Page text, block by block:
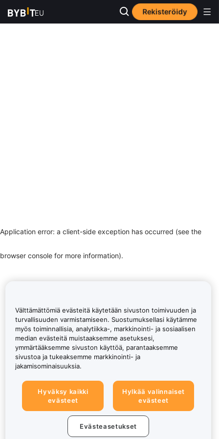
Rekisteröidy
Application error: a client-side exception has occurred (see the
browser console for more information).
Välttämättömiä evästeitä käytetään sivuston toimivuuden ja
turvallisuuden varmistamiseen. Suostumuksellasi käytämme
myös toiminnallisia, analytiikka-, markkinointi- ja sosiaalisen
median evästeitä muistaaksemme asetuksesi,
ymmärtääksemme sivuston käyttöä, parantaaksemme
sivustoa ja tukeaksemme markkinointi- ja
jakamisominaisuuksia.
Hyväksy kaikki
evästeet
Hylkää valinnaiset
evästeet
Evästeasetukset